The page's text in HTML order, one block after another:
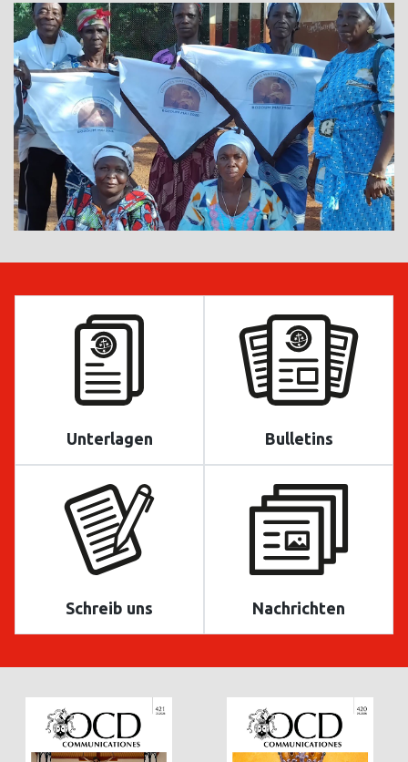
Unterlagen Bulletins
Schreib uns Nachrichten